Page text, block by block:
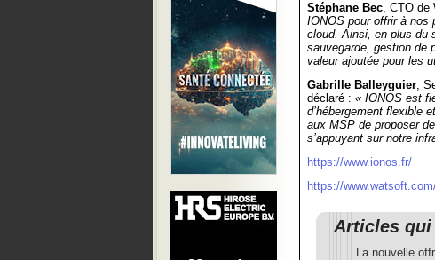
Stéphane Bec, CTO de
IONOS pour offrir à nos
cloud. Ainsi, en plus du
sauvegarde, gestion de
valeur ajoutée pour les
Gabrille Balleyguier,
déclaré : « IONOS est
d’hébergement flexible
aux MSP de proposer
s’appuyant sur notre
https://www.ionos.fr/
https://
Articles qui
La nouvelle